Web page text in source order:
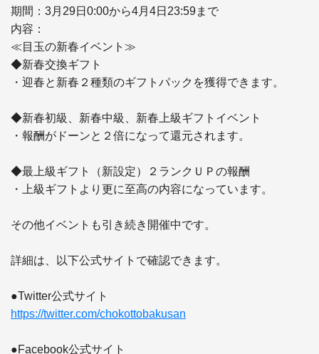
期間：3月29日0:00から4月4日23:59まで
内容：
≪目玉の新春イベント≫
◆新春交換ギフト
・迎春と新春２種類のギフトパックを獲得できます。
◆新春初級、新春中級、新春上級ギフトイベント
・報酬がドーンと２倍になって還元されます。
◆最上級ギフト（新設定）２ランクＵＰの報酬
・上級ギフトより更に至高の内容になっています。
その他イベントも引き続き開催中です。
詳細は、以下公式サイトで確認できます。
https://twitter.com/chokottobakusan